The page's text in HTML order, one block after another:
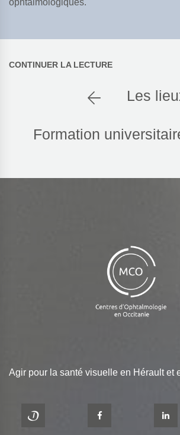
ophtalmologiques.
CONTINUER LA LECTURE
Les
Formation
Agir pour la santé visuelle en Hérault et
TROA